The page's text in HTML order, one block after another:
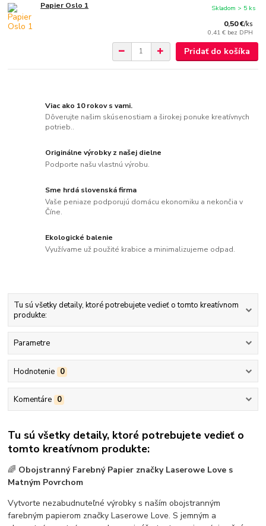
Papier Oslo 1
0,50 €/ks
0,41 € bez DPH
Skladom > 5 ks
Pridať do košíka
Viac ako 10 rokov s vami.
Dôverujte našim skúsenostiam a širokej ponuke kreatívnych
potrieb..
Originálne výrobky z našej dielne
Podporte našu vlastnú výrobu.
Sme hrdá slovenská firma
Vaše peniaze podporujú domácu ekonomiku a nekončia v
Číne.
Ekologické balenie
Využívame už použité krabice a minimalizujeme odpad.
Tu sú všetky detaily, ktoré potrebujete vedieť o tomto kreatívnom
produkte:
Parametre
Hodnotenie 0
Komentáre 0
Tu sú všetky detaily, ktoré potrebujete vedieť o
tomto kreatívnom produkte:
🌈 Obojstranný Farebný Papier značky Laserowe Love s
Matným Povrchom
Vytvorte nezabudnuteľné výrobky s naším obojstranným
farebným papierom značky Laserowe Love. S jemným a